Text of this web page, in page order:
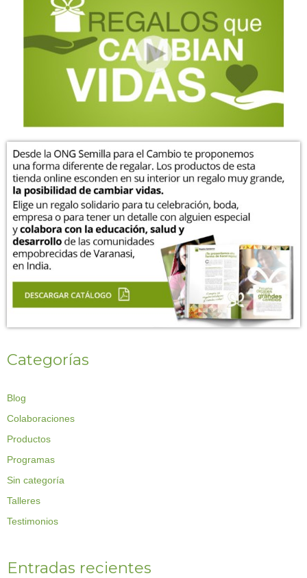
Categorías
Blog
Colaboraciones
Productos
Programas
Sin categoría
Talleres
Testimonios
Entradas recientes